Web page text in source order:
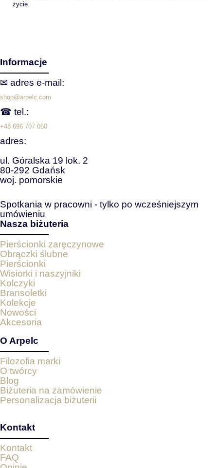
życie.
Informacje
✉ adres e‑mail:
shop@arpelc.com
☎ tel.:
+48 696 707 050
adres:
ul. Góralska 19 lok. 2
80-292 Gdańsk
woj. pomorskie
Spotkania w pracowni - tylko po wcześniejszym
umówieniu
Nasza biżuteria
Pierścionki zaręczynowe
Obrączki ślubne
Pierścionki
Wisiorki i naszyjniki
Kolczyki
Bransoletki
Kolekcje
Nowości
Akcesoria
O Arpelc
Filozofia marki
O twórcy
Blog
Biżuteria na zamówienie
Personalizacja biżuterii
Kontakt
Kontakt
FAQ